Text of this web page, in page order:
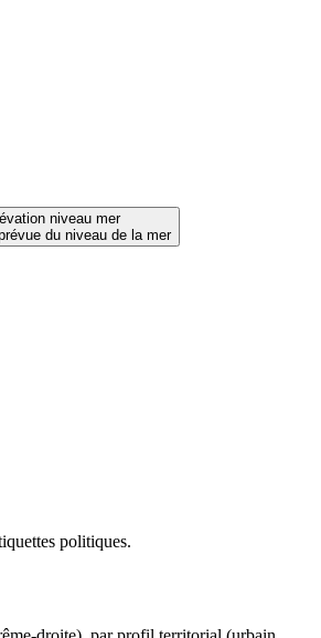
niveau mer
du niveau de la mer
politiques.